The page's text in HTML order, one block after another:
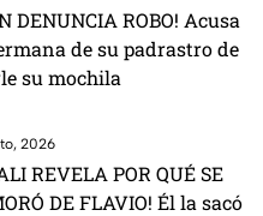
DENUNCIA ROBO! Acusa
de su padrastro de
su mochila
2026
REVELA POR QUÉ SE
DE FLAVIO! Él la sacó